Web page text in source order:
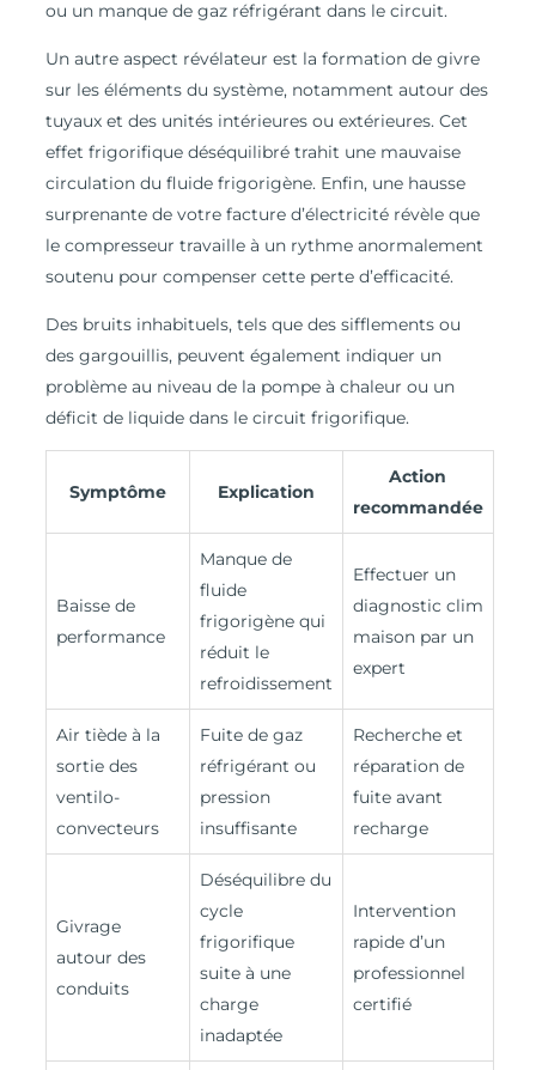
ou un manque de gaz réfrigérant dans le circuit.
Un autre aspect révélateur est la formation de givre
sur les éléments du système, notamment autour des
tuyaux et des unités intérieures ou extérieures. Cet
effet frigorifique déséquilibré trahit une mauvaise
circulation du fluide frigorigène. Enfin, une hausse
surprenante de votre facture d’électricité révèle que
le compresseur travaille à un rythme anormalement
soutenu pour compenser cette perte d’efficacité.
Des bruits inhabituels, tels que des sifflements ou
des gargouillis, peuvent également indiquer un
problème au niveau de la pompe à chaleur ou un
déficit de liquide dans le circuit frigorifique.
Symptôme Explication
Action
recommandée
Baisse de
performance
Manque de
fluide
frigorigène qui
réduit le
refroidissement
Effectuer un
diagnostic clim
maison par un
expert
Air tiède à la
sortie des
ventilo-
convecteurs
Fuite de gaz
réfrigérant ou
pression
insuffisante
Recherche et
réparation de
fuite avant
recharge
Givrage
autour des
conduits
Déséquilibre du
cycle
frigorifique
suite à une
charge
inadaptée
Intervention
rapide d’un
professionnel
certifié